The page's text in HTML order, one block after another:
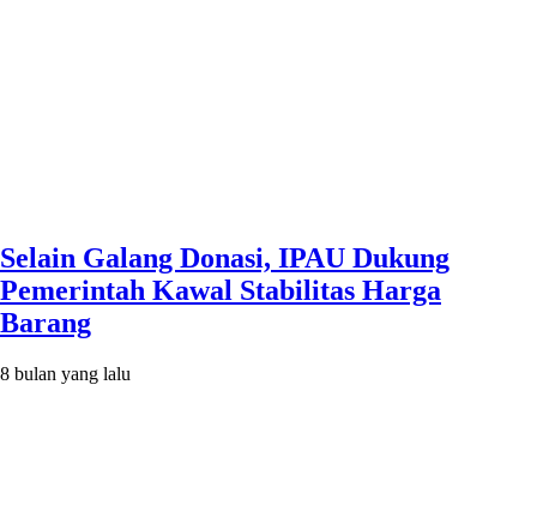
Selain Galang Donasi, IPAU Dukung
Pemerintah Kawal Stabilitas Harga
Barang
8 bulan yang lalu